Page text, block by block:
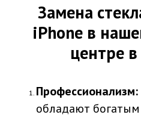
Замена
iPhone в
центре
Профессионализм:
обладают